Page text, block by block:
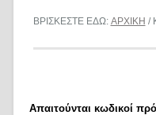
ΒΡΙΣΚΕΣΤΕ ΕΔΩ: ΑΡΧΙΚΗ /
Απαιτούνται κωδικοί